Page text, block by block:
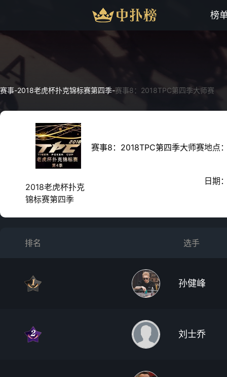
榜
赛事-2018老虎杯扑克锦标赛第四季-赛事8：2018TPC第四季大师赛
2018老虎杯扑克
锦标赛第四季
赛事8：2018TPC第四季大师赛地点
日期
排名 选手
孙健峰
刘士乔